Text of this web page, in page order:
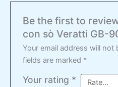
Be the first to
con sò Veratti GB-
Your email address will not
fields are marked *
Your rating *